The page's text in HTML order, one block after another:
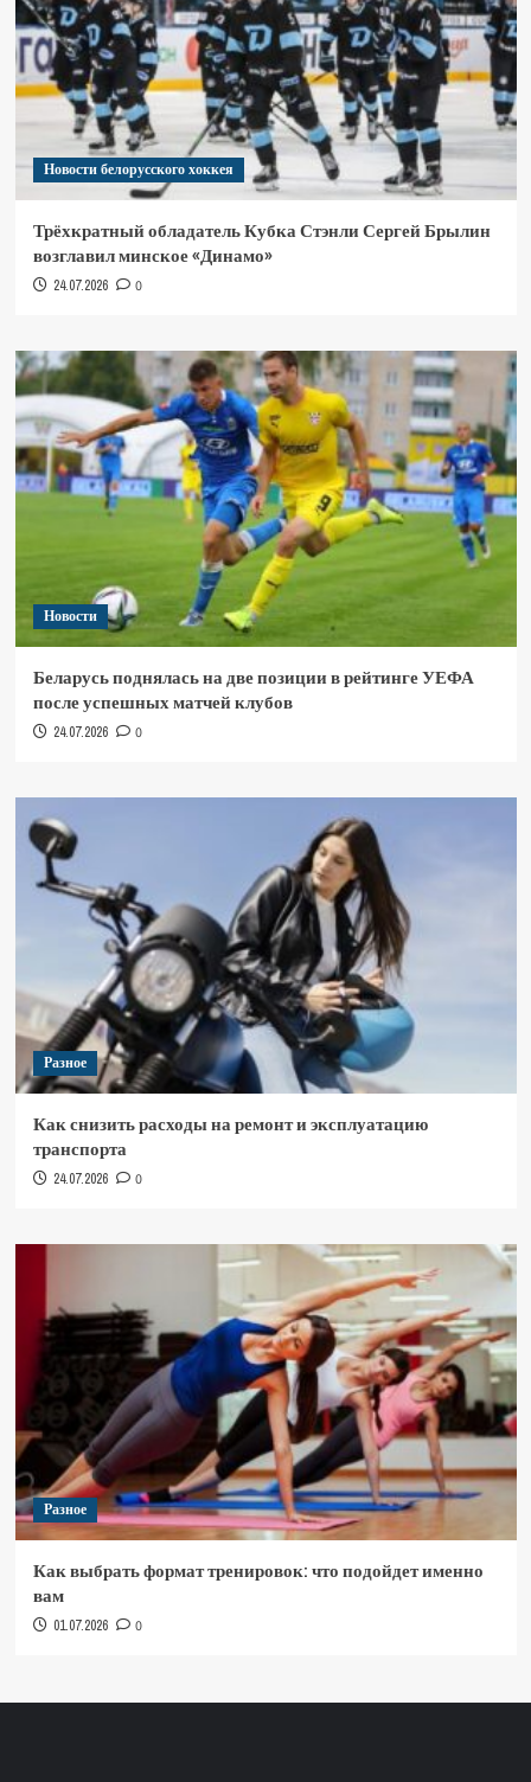
Новости белорусского хоккея
Трёхкратный обладатель Кубка Стэнли Сергей Брылин
возглавил минское «Динамо»
24.07.2026 0
Новости
Беларусь поднялась на две позиции в рейтинге УЕФА
после успешных матчей клубов
24.07.2026 0
Разное
Как снизить расходы на ремонт и эксплуатацию
транспорта
24.07.2026 0
Разное
Как выбрать формат тренировок: что подойдет именно
вам
01.07.2026 0